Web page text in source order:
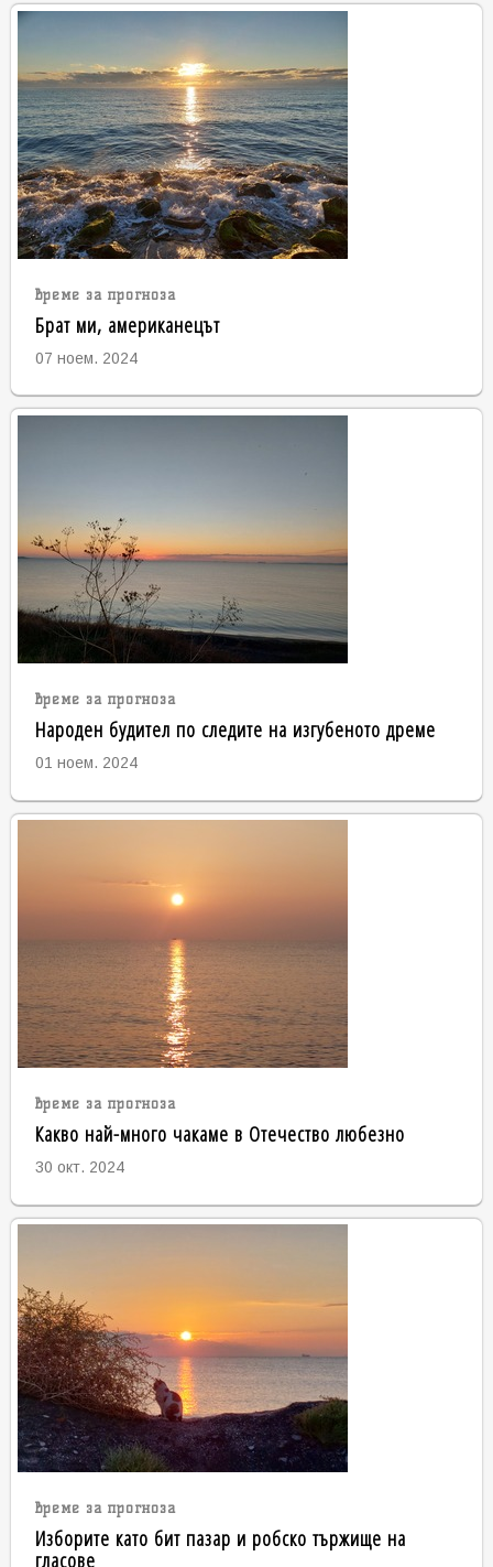
време за прогноза
Брат ми, американецът
07 ноем. 2024
време за прогноза
Народен будител по следите на изгубеното дреме
01 ноем. 2024
време за прогноза
Какво най-много чакаме в Отечество любезно
30 окт. 2024
време за прогноза
Изборите като бит пазар и робско тържище на
гласове